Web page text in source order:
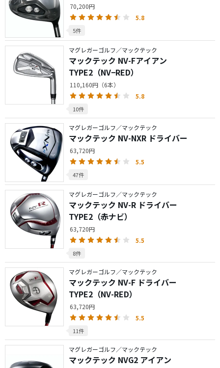
70,200円
5.8
5件
マグレガーゴルフ／マックテック
マックテック NV-Fアイアン
TYPE2（NV−RED）
110,160円（6本）
5.8
10件
マグレガーゴルフ／マックテック
マックテック NV-NXR ドライバー
63,720円
5.5
47件
マグレガーゴルフ／マックテック
マックテック NV-R ドライバー
TYPE2（赤ナビ）
63,720円
5.5
8件
マグレガーゴルフ／マックテック
マックテック NV-F ドライバー
TYPE2（NV-RED）
63,720円
5.5
11件
マグレガーゴルフ／マックテック
マックテック NVG2 アイアン